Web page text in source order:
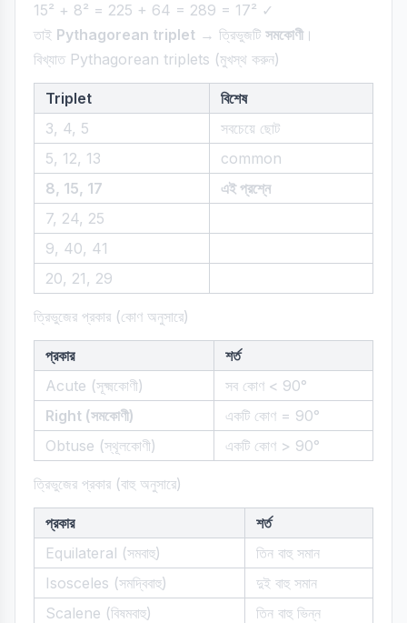
15² + 8² = 225 + 64 = 289 = 17² ✓
তাই Pythagorean triplet → ত্রিভুজটি সমকোণী ।
বিখ্যাত Pythagorean triplets (মুখস্থ করুন)
Triplet
বিশেষ
3, 4, 5
সবচেয়ে ছোট
5, 12, 13
common
8, 15, 17
এই প্রশ্নে
7, 24, 25
9, 40, 41
20, 21, 29
ত্রিভুজের প্রকার (কোণ অনুসারে)
প্রকার
শর্ত
Acute (সূক্ষ্মকোণী)
সব কোণ < 90°
Right (সমকোণী)
একটি কোণ = 90°
Obtuse (স্থূলকোণী)
একটি কোণ > 90°
ত্রিভুজের প্রকার (বাহু অনুসারে)
প্রকার
শর্ত
Equilateral (সমবাহু)
তিন বাহু সমান
Isosceles (সমদ্বিবাহু)
দুই বাহু সমান
Scalene (বিষমবাহু)
তিন বাহু ভিন্ন